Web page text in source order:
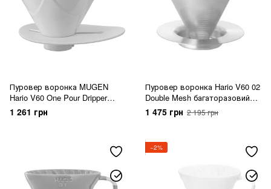
Пуровер воронка MUGEN
Hario V60 One Pour Dripper
керамика
1 261 грн
Пуровер воронка Hario V60 02
Double Mesh багаторазовий
металевий
1 475 грн 2 195 грн
−2%